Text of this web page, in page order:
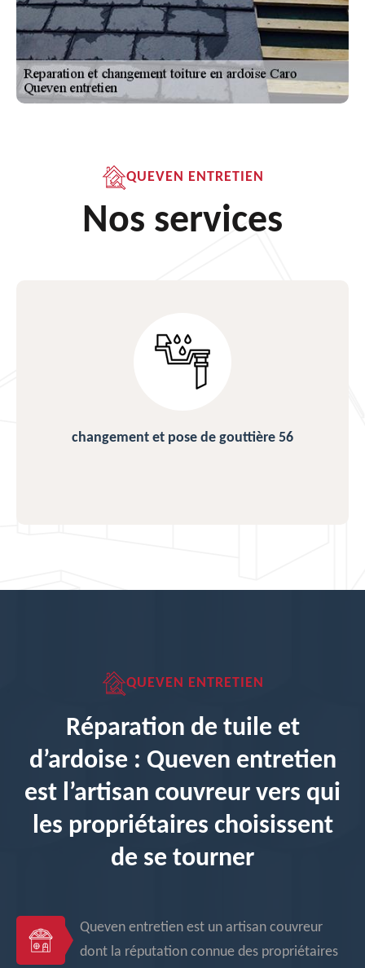
QUEVEN ENTRETIEN
Nos services
changement et pose de gouttière 56
QUEVEN ENTRETIEN
Réparation de tuile et
d’ardoise : Queven entretien
est l’artisan couvreur vers qui
les propriétaires choisissent
de se tourner
Queven entretien est un artisan couvreur
dont la réputation connue des propriétaires